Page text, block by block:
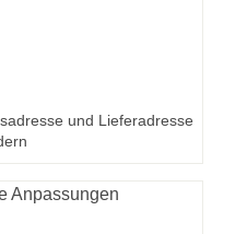
und Lieferadresse